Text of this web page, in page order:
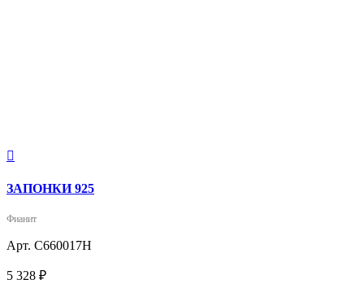

ЗАПОНКИ 925
Фианит
Арт. С660017Н
5 328 ₽